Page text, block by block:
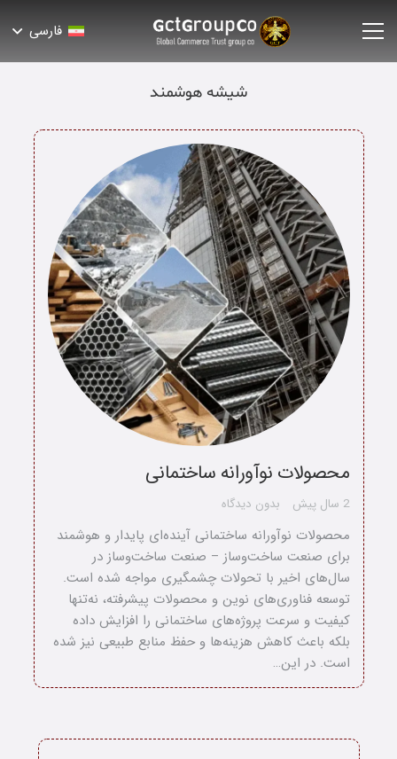
فارسی
شیشه هوشمند
محصولات نوآورانه ساختمانی
2 سال پیش بدون دیدگاه
محصولات نوآورانه ساختمانی آینده‌ای پایدار و هوشمند
برای صنعت ساخت‌وساز – صنعت ساخت‌وساز در
سال‌های اخیر با تحولات چشمگیری مواجه شده است.
توسعه فناوری‌های نوین و محصولات پیشرفته، نه‌تنها
کیفیت و سرعت پروژه‌های ساختمانی را افزایش داده
بلکه باعث کاهش هزینه‌ها و حفظ منابع طبیعی نیز شده
است. در این…